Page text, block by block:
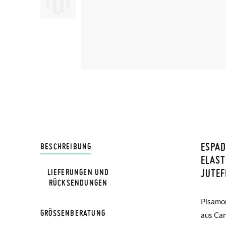
BESCHREIBUNG
aus
sie
LIEFERUNGEN UND
RÜCKSENDUNGEN
Bei
GRÖSSENBERATUNG